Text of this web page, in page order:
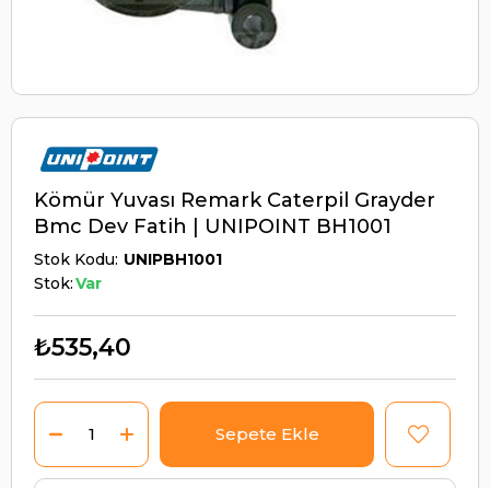
Kömür Yuvası Remark Caterpil Grayder
Bmc Dev Fatih | UNIPOINT BH1001
Stok Kodu UNIPBH1001
Stok:Var
₺535,40